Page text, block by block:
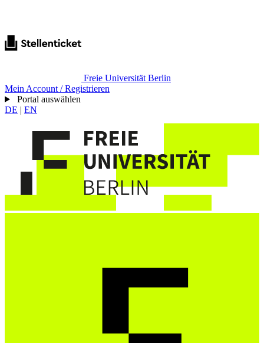
Freie Universität Berlin
Mein Account / Registrieren
Portal auswählen
DE | EN